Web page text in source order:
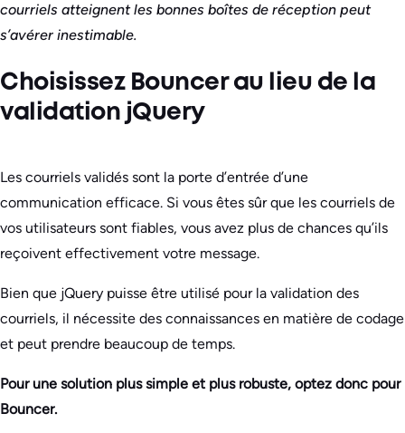
courriels atteignent les bonnes boîtes de réception peut
s’avérer inestimable.
Choisissez Bouncer au lieu de la
validation jQuery
Les courriels validés sont la porte d’entrée d’une
communication efficace. Si vous êtes sûr que les courriels de
vos utilisateurs sont fiables, vous avez plus de chances qu’ils
reçoivent effectivement votre message.
Bien que jQuery puisse être utilisé pour la validation des
courriels, il nécessite des connaissances en matière de codage
et peut prendre beaucoup de temps.
Pour une solution plus simple et plus robuste, optez donc pour
Bouncer.